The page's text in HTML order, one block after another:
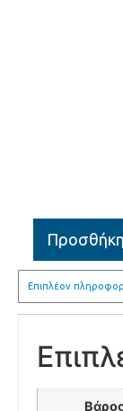
Επιπλέον